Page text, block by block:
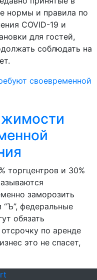
нормы и правила по
COVID-19 и
для гостей,
соблюдать на
торгцентров и 30%
заморозить
федеральные
обязать
по аренде
это не спасет,